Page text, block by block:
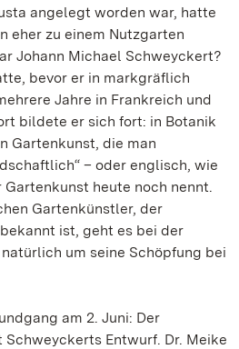
angelegt worden war, hatte
eher zu einem Nutzgarten
Johann Michael Schweyckert?
bevor er in markgräflich
Jahre in Frankreich und
bildete er sich fort: in Botanik
Gartenkunst, die man
– oder englisch, wie
heute noch nennt.
Gartenkünstler, der
ist, geht es bei der
um seine Schöpfung bei
am 2. Juni: Der
Schweyckerts Entwurf. Dr. Meike